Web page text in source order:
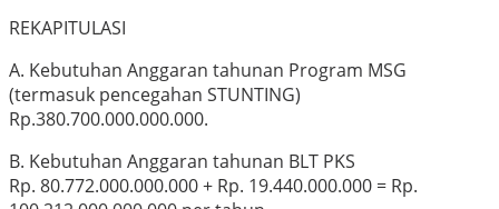
REKAPITULASI
A. Kebutuhan Anggaran tahunan Program MSG
(termasuk pencegahan STUNTING)
Rp.380.700.000.000.000.
B. Kebutuhan Anggaran tahunan BLT PKS
Rp. 80.772.000.000.000 + Rp. 19.440.000.000 = Rp.